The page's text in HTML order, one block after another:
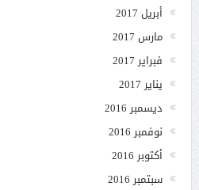
أبريل 2017
مارس 2017
فبراير 2017
يناير 2017
ديسمبر 2016
نوفمبر 2016
أكتوبر 2016
سبتمبر 2016